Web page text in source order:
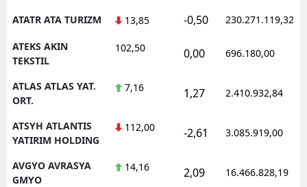
ATATR ATA TURIZM 13,85 -0,50 230.271.119,32
ATEKS AKIN
TEKSTIL
102,50 0,00 696.180,00
ATLAS ATLAS YAT.
ORT.
7,16 1,27 2.410.932,84
ATSYH ATLANTIS
YATIRIM HOLDING
112,00 -2,61 3.085.919,00
AVGYO AVRASYA
GMYO
14,16 2,09 16.466.828,19